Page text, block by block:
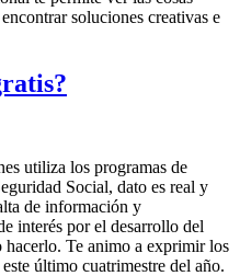
soluciones creativas e
utiliza los programas de
Social, dato es real y
de información y
interés por el desarrollo del
Te animo a exprimir los
último cuatrimestre del año.